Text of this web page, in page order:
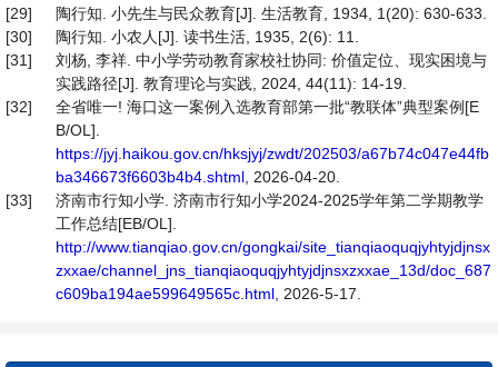
[29]
陶行知. 小先生与民众教育[J]. 生活教育, 1934, 1(20): 630-633.
[30]
陶行知. 小农人[J]. 读书生活, 1935, 2(6): 11.
[31]
刘杨, 李祥. 中小学劳动教育家校社协同: 价值定位、现实困境与
实践路径[J]. 教育理论与实践, 2024, 44(11): 14-19.
[32]
全省唯一! 海口这一案例入选教育部第一批“教联体”典型案例[E
B/OL].
https://jyj.haikou.gov.cn/hksjyj/zwdt/202503/a67b74c047e44fb
ba346673f6603b4b4.shtml , 2026-04-20.
[33]
济南市行知小学. 济南市行知小学2024-2025学年第二学期教学
工作总结[EB/OL].
http://www.tianqiao.gov.cn/gongkai/site_tianqiaoquqjyhtyjdjnsx
zxxae/channel_jns_tianqiaoquqjyhtyjdjnsxzxxae_13d/doc_687
c609ba194ae599649565c.html , 2026-5-17.